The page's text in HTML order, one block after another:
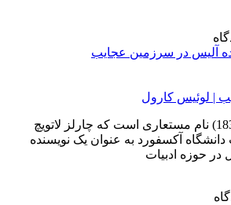
| لوئیس کارول
لوئیس کارول (1898-1832) نام مستعاری است که چارلز لاتویچ
آکسفورد به عنوان یک نویسنده
در حوزه ادبیات